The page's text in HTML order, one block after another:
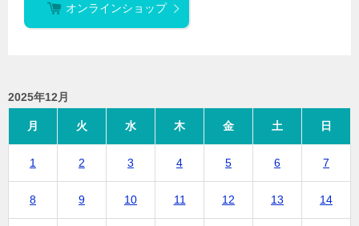
オンラインショップ
2025年12月
月 火 水 木 金 土 日
1 2 3 4 5 6 7
8 9 10 11 12 13 14